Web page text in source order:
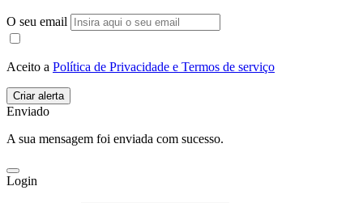
O seu email
Aceito a Política de Privacidade e Termos de serviço
Enviado
A sua mensagem foi enviada com sucesso.
Login